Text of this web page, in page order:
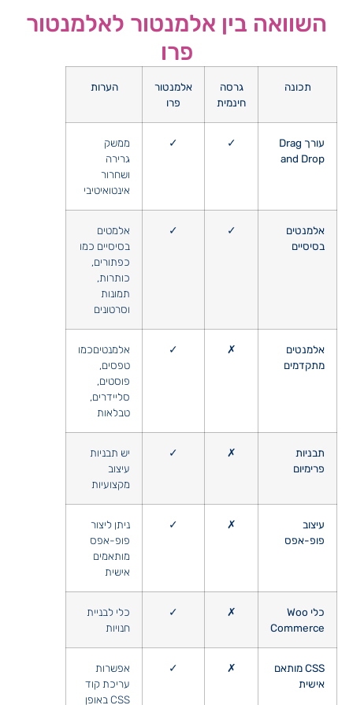
השוואה בין אלמנטור לאלמנטור
פרו
תכונה
גרסה
חינמית
אלמנטור
פרו
הערות
עורך Drag
and Drop
✓
✓
ממשק
גרירה
ושחרור
אינטואיטיבי
אלמנטים
בסיסיים
✓
✓
אלמטים
בסיסיים כמו
כפתורים,
כותרות,
תמונות
וסרטונים
אלמנטים
מתקדמים
✗
✓
אלמנטיםכמו
טפסים,
פוסטים,
סליידרים,
טבלאות
תבניות
פרימיום
✗
✓
יש תבניות
עיצוב
מקצועיות
עיצוב
פופ-אפס
✗
✓
ניתן ליצור
פופ-אפס
מותאמים
אישית
כלי Woo
Commerce
✗
✓
כלי לבניית
חנויות
CSS מותאם
אישית
✗
✓
אפשרות
עריכת קוד
CSS באופן